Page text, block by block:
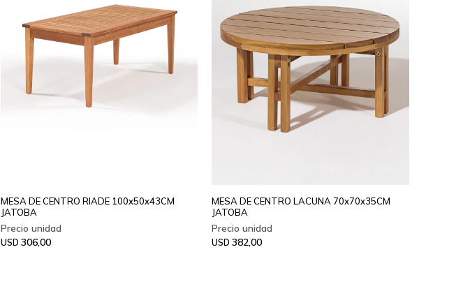
MESA DE CENTRO RIADE 100x50x43CM
JATOBA
USD 306,00
MESA DE CENTRO LACUNA 70x70x35CM
JATOBA
USD 382,00